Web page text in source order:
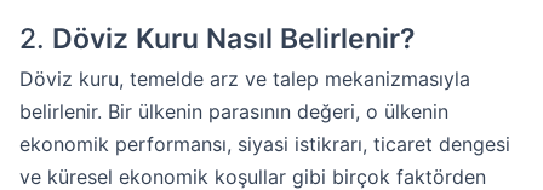
2. Döviz Kuru Nasıl Belirlenir?
Döviz kuru, temelde arz ve talep mekanizmasıyla
belirlenir. Bir ülkenin parasının değeri, o ülkenin
ekonomik performansı, siyasi istikrarı, ticaret dengesi
ve küresel ekonomik koşullar gibi birçok faktörden